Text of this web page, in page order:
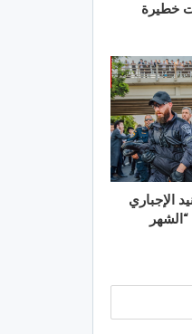
خطيرة
الإجباري